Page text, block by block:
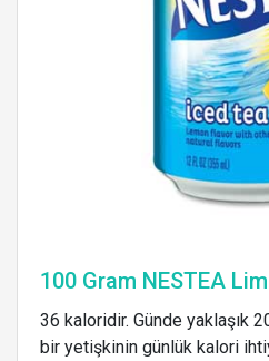
100 Gram NESTEA
36 kaloridir. Günde yaklaşık
bir yetişkinin günlük kalori